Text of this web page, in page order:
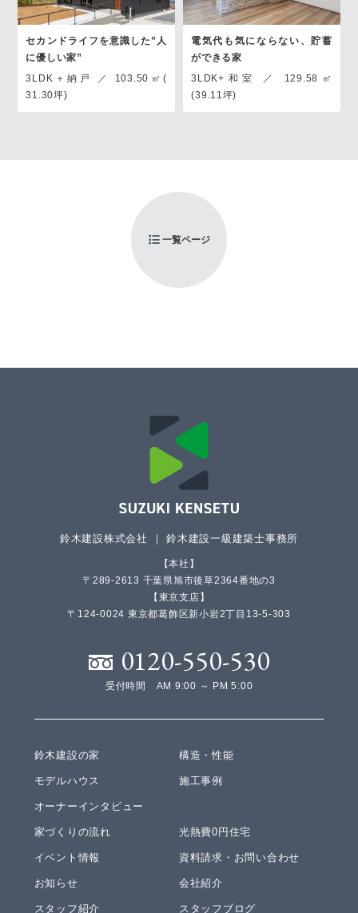
セカンドライフを意識した”人
に優しい家”
3LDK＋納戸 ／ 103.50㎡(
31.30坪)
電気代も気にならない、貯蓄
ができる家
3LDK+和室 ／ 129.58㎡
(39.11坪)
一覧ページ
鈴木建設株式会社 ｜ 鈴木建設一級建築士事務所
本社
〒289-2613 千葉県旭市後草2364番地の3
東京支店
〒124-0024 東京都葛飾区新小岩2丁目13-5-303
0120-550-530
受付時間 AM 9:00 ～ PM 5:00
鈴木建設の家 構造・性能
モデルハウス 施工事例
オーナーインタビュー
家づくりの流れ 光熱費0円住宅
イベント情報 資料請求・お問い合わせ
お知らせ 会社紹介
スタッフ紹介 スタッフブログ